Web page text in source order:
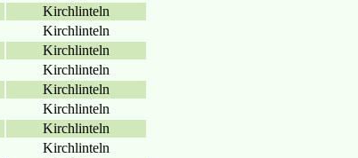
Kirchlinteln
Kirchlinteln
Kirchlinteln
Kirchlinteln
Kirchlinteln
Kirchlinteln
Kirchlinteln
Kirchlinteln